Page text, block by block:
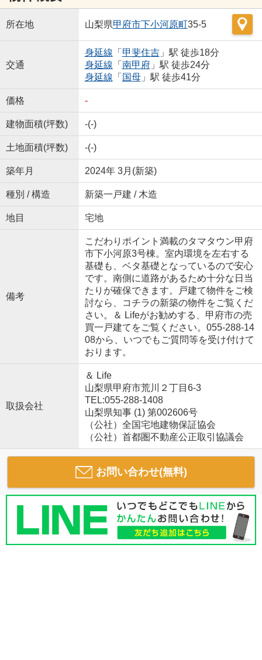
所在地 山梨県甲府市下小河原町35-5
交通
身延線 「 甲斐住吉」駅 徒歩18分
身延線 「 南甲府」駅 徒歩24分
身延線 「 国母」駅 徒歩41分
価格 -
建物面積(坪数) -(-)
土地面積(坪数) -(-)
築年月 2024年 3月(新築)
種別 / 構造 新築一戸建 / 木造
地目 宅地
備考
こだわりポイント満載のタマタウン甲府
市下小河原3号棟。室内環境を左右する
基礎も、ベタ基礎となっているので安心
です。南側に道路があるため十分な日当
たりが確保できます。戸建て物件をご検
討なら、コチラの新築の物件をご覧くだ
さい。＆ Lifeがお勧めする、甲府市の売
買一戸建てをご覧ください。055-288-14
08から、いつでもご質問等を受け付けて
おります。
取扱会社
＆ Life
山梨県甲府市荒川２丁目6-3
TEL:055-288-1408
山梨県知事 (1) 第002606号
（公社）全国宅地建物保証協会
（公社）首都圏不動産公正取引協議会
お問い合わせ(無料)